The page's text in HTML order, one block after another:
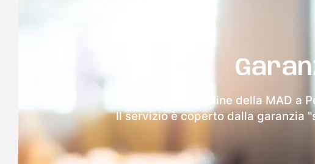
Dopo l'invio online della MAD a
Il servizio è coperto dalla garanzia